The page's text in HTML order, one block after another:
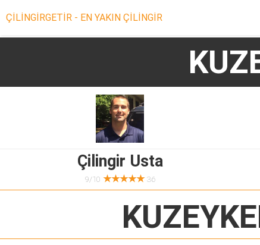
ÇİLİNGİRGETİR - EN YAKIN ÇİLİNGİR
Çilingir Usta
9/10 ★★★★★ 36